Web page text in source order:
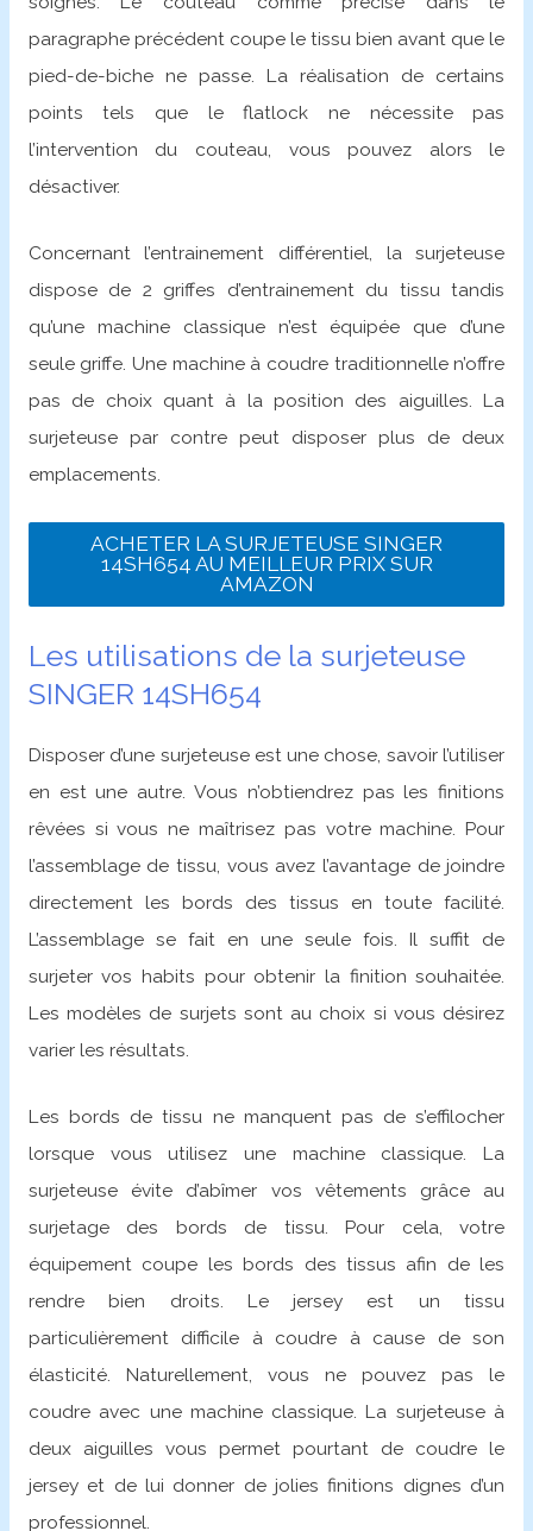
paragraphe précédent coupe le tissu bien avant que le
pied-de-biche ne passe. La réalisation de certains
points tels que le flatlock ne nécessite pas
l’intervention du couteau, vous pouvez alors le
désactiver.
Concernant l’entrainement différentiel, la surjeteuse
dispose de 2 griffes d’entrainement du tissu tandis
qu’une machine classique n’est équipée que d’une
seule griffe. Une machine à coudre traditionnelle n’offre
pas de choix quant à la position des aiguilles. La
surjeteuse par contre peut disposer plus de deux
emplacements.
ACHETER LA SURJETEUSE SINGER
14SH654 AU MEILLEUR PRIX SUR
AMAZON
Les utilisations de la surjeteuse
SINGER 14SH654
Disposer d’une surjeteuse est une chose, savoir l’utiliser
en est une autre. Vous n’obtiendrez pas les finitions
rêvées si vous ne maîtrisez pas votre machine. Pour
l’assemblage de tissu, vous avez l’avantage de joindre
directement les bords des tissus en toute facilité.
L’assemblage se fait en une seule fois. Il suffit de
surjeter vos habits pour obtenir la finition souhaitée.
Les modèles de surjets sont au choix si vous désirez
varier les résultats.
Les bords de tissu ne manquent pas de s’effilocher
lorsque vous utilisez une machine classique. La
surjeteuse évite d’abîmer vos vêtements grâce au
surjetage des bords de tissu. Pour cela, votre
équipement coupe les bords des tissus afin de les
rendre bien droits. Le jersey est un tissu
particulièrement difficile à coudre à cause de son
élasticité. Naturellement, vous ne pouvez pas le
coudre avec une machine classique. La surjeteuse à
deux aiguilles vous permet pourtant de coudre le
jersey et de lui donner de jolies finitions dignes d’un
professionnel.